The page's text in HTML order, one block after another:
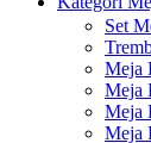
Set
Meja
Meja
Meja
Meja